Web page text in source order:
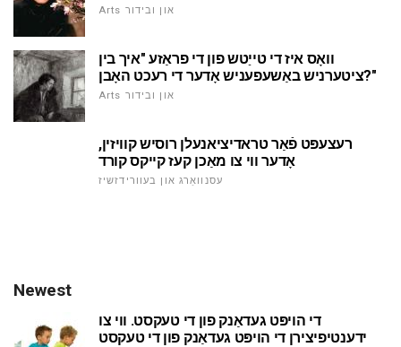
Arts און ובידור
וואָס איז די טייַטש פון די פראַזע "איך בין
ציטערניש באַשעפעניש אָדער די רעכט האָבן?"
Arts און ובידור
רעצעפּט פֿאַר טראדיציאנעלן רוסיש קוויזין,
אָדער ווי צו מאַכן קעז קייקס קורד
עסנוואַרג און בעוורידזשיז
Newest
די הויפּט געדאַנק פון די טעקסט. ווי צו
ידענטיפיצירן די הויפּט געדאַנק פון די טעקסט